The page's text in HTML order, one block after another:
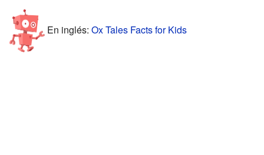
En inglés: Ox Tales Facts for Kids